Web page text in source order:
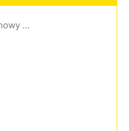
Spider-Man. Całkiem nowy dzień